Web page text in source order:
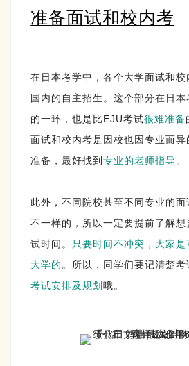
准备面试和校内考
在日本考学中，各个大学面试和
国内的自主招生。这个部分在日
的一环，也是比EJU考试很难准备
面试和校内考是因校也因专业而异
准备，最好找到专业的老师指导 。
此外，不同院校甚至不同专业的
不一样的，所以一定要提前了解
试时间。
只要时间不冲突，大家
大学的 。 所以，同学们要记清楚
考试安排及规划哦。